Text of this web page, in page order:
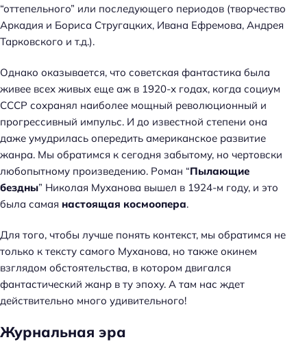
“оттепельного” или последующего периодов (творчество
Аркадия и Бориса Стругацких, Ивана Ефремова, Андрея
Тарковского и т.д.).
Однако оказывается, что советская фантастика была
живее всех живых еще аж в 1920-х годах, когда социум
СССР сохранял наиболее мощный революционный и
прогрессивный импульс. И до известной степени она
даже умудрилась опередить американское развитие
жанра. Мы обратимся к сегодня забытому, но чертовски
любопытному произведению. Роман “Пылающие
бездны” Николая Муханова вышел в 1924-м году, и это
была самая настоящая космоопера.
Для того, чтобы лучше понять контекст, мы обратимся не
только к тексту самого Муханова, но также окинем
взглядом обстоятельства, в котором двигался
фантастический жанр в ту эпоху. А там нас ждет
действительно много удивительного!
Журнальная эра